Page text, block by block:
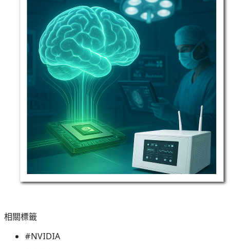
相關標籤
#NVIDIA